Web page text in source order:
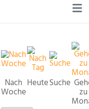
Nach
Woche
HeuteSuche
zu